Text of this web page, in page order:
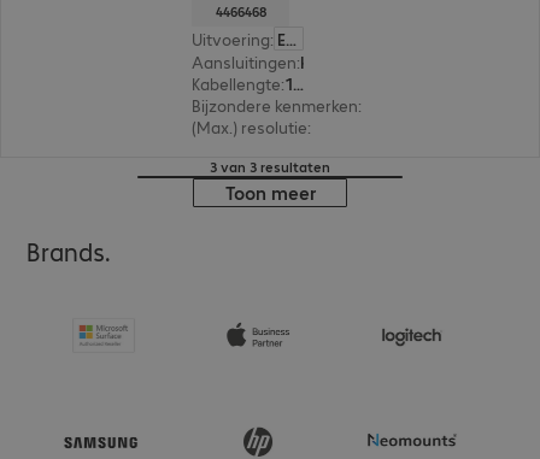
4466468
Uitvoering: Europa
Aansluitingen:
Kabellengte: 10 m
Bijzondere kenmerken:
(Max.) resolutie:
3 van 3 resultaten
Toon meer
Brands.